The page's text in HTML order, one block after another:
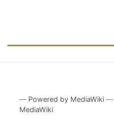
― Powered by MediaWiki ―
MediaWiki